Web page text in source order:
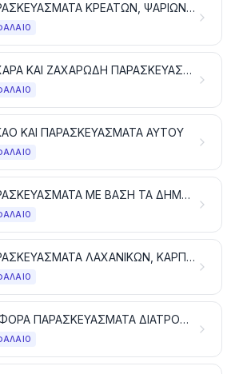
ΠΑΡΑΣΚΕΥΑΣΜΑΤΑ ΚΡΕΑΤΩΝ, ΨΑΡΙΩΝ Ή ΜΑΛΑΚΟΣΤΡΑΚΩΝ, ΜΑΛΑΚΙΩΝ Ή ΑΛΛΩΝ ΑΣΠΟΝΔΥΛΩΝ ΥΔΡΟΒΙΩΝ Ή ΕΝΤΟΜΩΝ
ΖΑΧΑΡΑ ΚΑΙ ΖΑΧΑΡΩΔΗ ΠΑΡΑΣΚΕΥΑΣΜΑΤΑ
ΚΑΙ ΠΑΡΑΣΚΕΥΑΣΜΑΤΑ ΑΥΤΟΥ
ΠΑΡΑΣΚΕΥΑΣΜΑΤΑ ΜΕ ΒΑΣΗ ΤΑ ΔΗΜΗΤΡΙΑΚΑ, ΤΑ ΑΛΕΥΡΙΑ, ΤΑ ΑΜΥΛΑ ΚΑΘΕ ΕΙΔΟΥΣ Ή ΤΟ ΓΑΛΑ. ΕΙΔΗ ΖΑΧΑΡΟΠΛΑΣΤΙΚΗΣ
ΠΑΡΑΣΚΕΥΑΣΜΑΤΑ ΛΑΧΑΝΙΚΩΝ, ΚΑΡΠΩΝ ΚΑΙ ΦΡΟΥΤΩΝ Ή ΑΛΛΩΝ ΜΕΡΩΝ ΦΥΤΩΝ
ΔΙΑΦΟΡΑ ΠΑΡΑΣΚΕΥΑΣΜΑΤΑ ΔΙΑΤΡΟΦΗΣ